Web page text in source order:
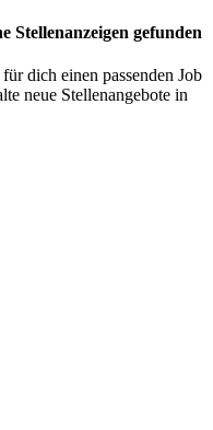
Stellenanzeigen gefunden
dich einen passenden Job
neue Stellenangebote in